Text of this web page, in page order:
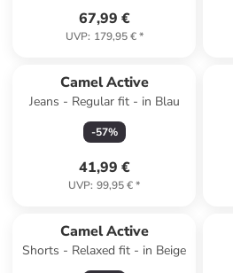
67,99 €
UVP: 179,95 €*
Camel Active
Jeans - Regular fit - in Blau
-57%
41,99 €
UVP: 99,95 €*
Camel Active
Shorts - Relaxed fit - in Beige